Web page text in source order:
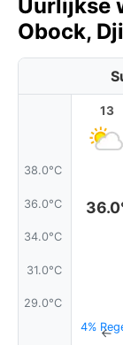
Uurlijkse
Obock,
38.0°C
36.0°C
34.0°C
31.0°C
29.0°C
13
4% ↑